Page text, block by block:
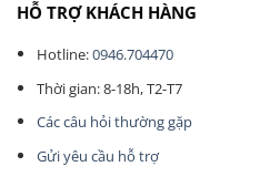
HỖ TRỢ KHÁCH HÀNG
Hotline:0946.704470
Thời gian: 8-18h, T2-T7
Các câu hỏi thường gặp
Gửi yêu cầu hỗ trợ